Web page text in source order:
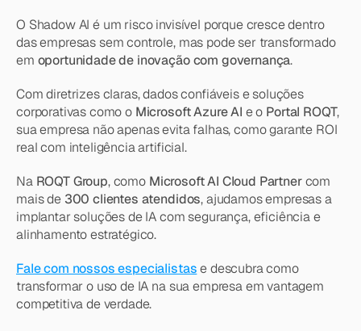
O Shadow AI é um risco invisível porque cresce dentro
das empresas sem controle, mas pode ser transformado
em oportunidade de inovação com governança.
Com diretrizes claras, dados confiáveis e soluções
corporativas como o Microsoft Azure AI e o Portal ROQT,
sua empresa não apenas evita falhas, como garante ROI
real com inteligência artificial.
Na ROQT Group, como Microsoft AI Cloud Partner com
mais de 300 clientes atendidos, ajudamos empresas a
implantar soluções de IA com segurança, eficiência e
alinhamento estratégico.
Fale com nossos especialistas e descubra como
transformar o uso de IA na sua empresa em vantagem
competitiva de verdade.